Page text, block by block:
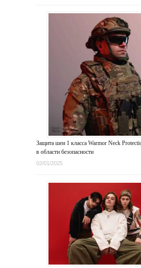
Защита шеи 1 класса Warmor Neck
в области безопасности
02/01/2025